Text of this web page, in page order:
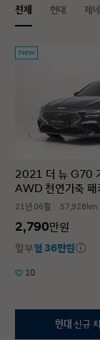
전체 현대 제
New
2021 더 뉴 G70
AWD 천연가죽 패
21년 06월 57,928km
2,790만원
할부월 36만원
10
현대 신규